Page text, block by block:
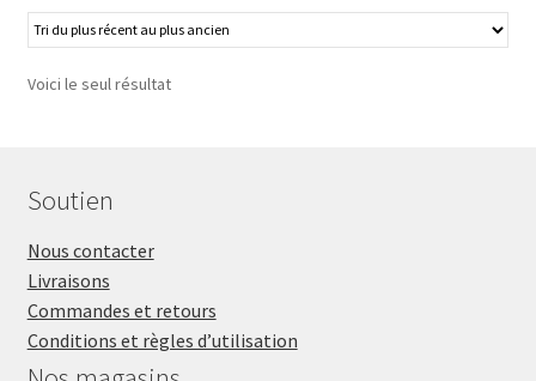
Terrier
pâté
en
85g
Voici le seul résultat
Soutien
Nous contacter
Livraisons
Commandes et retours
Conditions et règles d’utilisation